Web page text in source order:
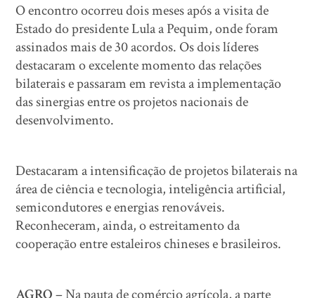
O encontro ocorreu dois meses após a visita de
Estado do presidente Lula a Pequim, onde foram
assinados mais de 30 acordos. Os dois líderes
destacaram o excelente momento das relações
bilaterais e passaram em revista a implementação
das sinergias entre os projetos nacionais de
desenvolvimento.
Destacaram a intensificação de projetos bilaterais na
área de ciência e tecnologia, inteligência artificial,
semicondutores e energias renováveis.
Reconheceram, ainda, o estreitamento da
cooperação entre estaleiros chineses e brasileiros.